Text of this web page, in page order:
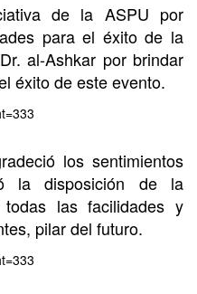
de la ASPU por
para el éxito de la
al-Ashkar por brindar
éxito de este evento.
los sentimientos
la disposición de la
las facilidades y
pilar del futuro.